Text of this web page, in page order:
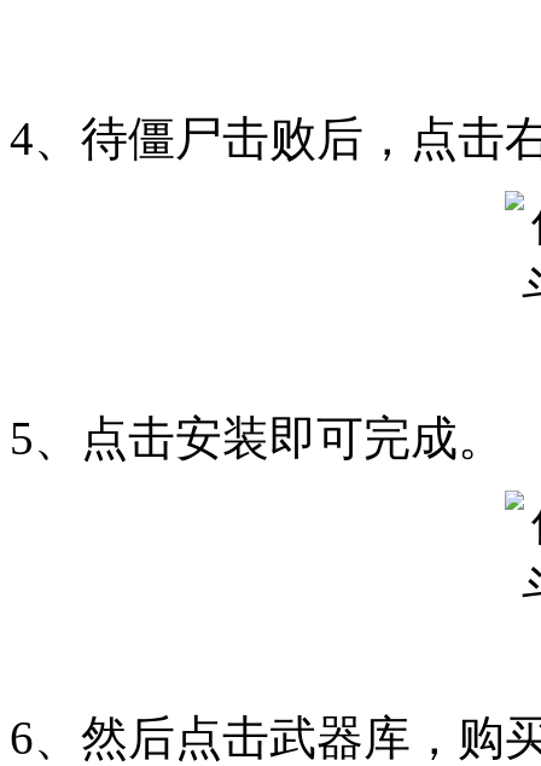
4、待僵尸击败后，点击
5、点击安装即可完成。
6、然后点击武器库，购